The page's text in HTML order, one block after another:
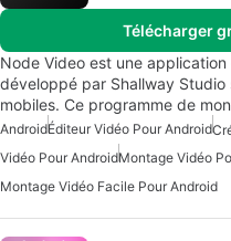
Télécharger
Node Video est une
développé par Shallway
mobiles. Ce programme de
AndroidÉditeur Vidéo Pour Android
Vidéo Pour AndroidMontage Vidéo
Montage Vidéo Facile Pour Android